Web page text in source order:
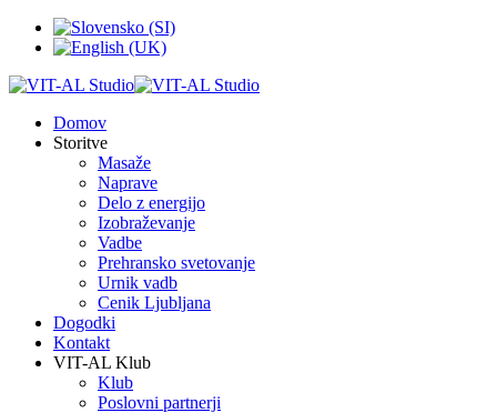
Domov
Storitve
Masaže
Naprave
Delo z energijo
Izobraževanje
Vadbe
Prehransko svetovanje
Urnik vadb
Cenik Ljubljana
Dogodki
Kontakt
VIT-AL Klub
Klub
Poslovni partnerji